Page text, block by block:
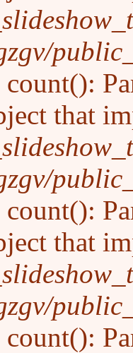
count():
that
count():
that
count():